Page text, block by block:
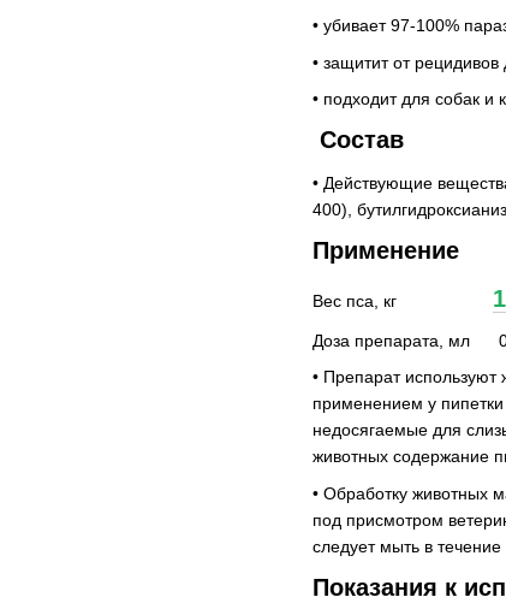
• убивает 97-100%
• защитит от
• подходит для собак и
Состав
• Действующие
400),
Применение
Вес пса, кг
Доза
• Препарат
применением у
недосягаемые для
животных содержание
• Обработку животных
под присмотром
следует мыть в
Показания к